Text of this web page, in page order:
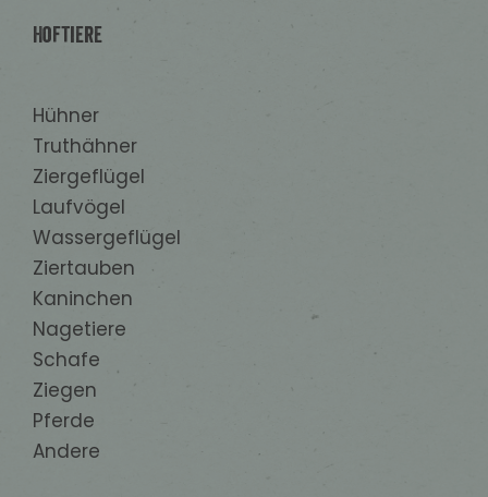
Hoftiere
Hühner
Truthähner
Ziergeflügel
Laufvögel
Wassergeflügel
Ziertauben
Kaninchen
Nagetiere
Schafe
Ziegen
Pferde
Andere